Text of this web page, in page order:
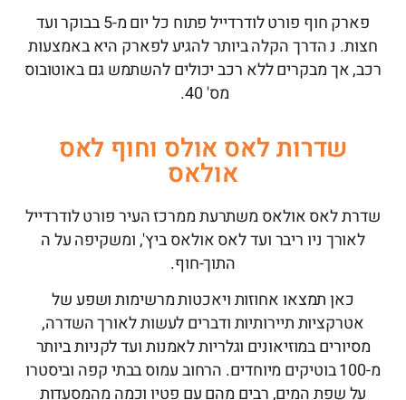
פארק חוף פורט לודרדייל פתוח כל יום מ-5 בבוקר ועד
חצות. נ הדרך הקלה ביותר להגיע לפארק היא באמצעות
רכב, אך מבקרים ללא רכב יכולים להשתמש גם באוטובוס
מס' 40.
שדרות לאס אולס וחוף לאס
אולאס
שדרת לאס אולאס משתרעת ממרכז העיר פורט לודרדייל
לאורך ניו ריבר ועד לאס אולאס ביץ', ומשקיפה על ה
התוך-חוף.
כאן תמצאו אחוזות ויאכטות מרשימות ושפע של
אטרקציות תיירותיות ודברים לעשות לאורך השדרה,
מסיורים במוזיאונים וגלריות לאמנות ועד לקניות ביותר
מ-100 בוטיקים מיוחדים. הרחוב עמוס בבתי קפה וביסטרו
על שפת המים, רבים מהם עם פטיו וכמה מהמסעדות